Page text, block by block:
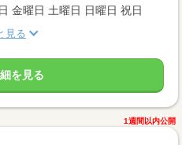
金曜日 土曜日 日曜日 祝日
見る
を見る
1週間以内公開